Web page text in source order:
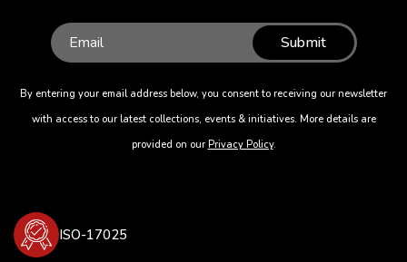
Submit
By entering your email address below, you consent to receiving our newsletter
with access to our latest collections, events & initiatives. More details are
provided on our Privacy Policy.
ISO-17025